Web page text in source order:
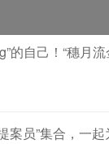
的自己！“穗月
案员”集合，一起